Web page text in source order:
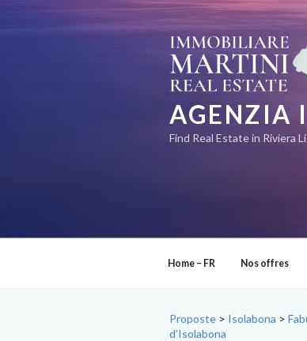
AGENZIA
Find Real Estate in Riviera
Home – FR Nos offres
Proposte > Isolabona >
d’Isolabona